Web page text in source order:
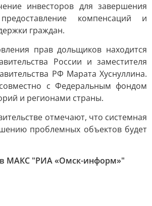
инвесторов для завершения
предоставление компенсаций и
граждан.
прав дольщиков находится
России и заместителя
РФ Марата Хуснуллина.
с Федеральным фондом
и регионами страны.
отмечают, что системная
проблемных объектов будет
МАКС "РИА «Омск-информ»"